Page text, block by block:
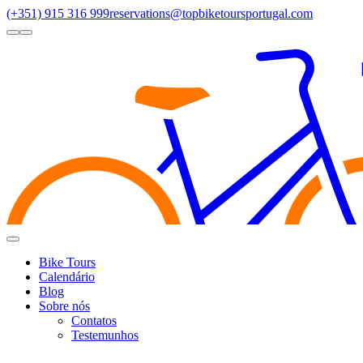
(+351) 915 316 999reservations@topbiketoursportugal.com
lightdark
Toggle
Bike Tours
Santiago Compostela Douro Valley Porto/North
Calendário
Blog
Sobre nós
Contatos
Testemunhos